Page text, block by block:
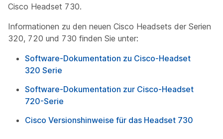
Cisco Headset 730.
Informationen zu den neuen Cisco Headsets der Serien
320, 720 und 730 finden Sie unter:
Software-Dokumentation zu Cisco-Headset
320 Serie
Software-Dokumentation zur Cisco-Headset
720-Serie
Cisco Versionshinweise für das Headset 730